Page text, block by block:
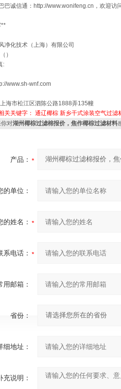
巴诚信通：http://www.wonifeng.cn，欢迎访
**
净化技术（上海）有限公司
）
:
www.sh-wnf.com
海市松江区泗陈公路1888弄135幢
关关键字： 通辽椰棕 新乡干式涂装空气过滤
对湖州椰棕过滤棉报价，焦作椰棕过滤材料
产品：
的单位：
的姓名：
系电话：
用邮箱：
省份：
细地址：
充说明：